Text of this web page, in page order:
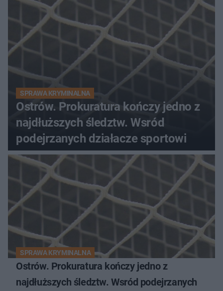
SPRAWA KRYMINALNA
Ostrów. Prokuratura kończy jedno z
najdłuższych śledztw. Wsród
podejrzanych działacze sportowi
SPRAWA KRYMINALNA
Ostrów. Prokuratura kończy jedno z
najdłuższych śledztw. Wsród podejrzanych